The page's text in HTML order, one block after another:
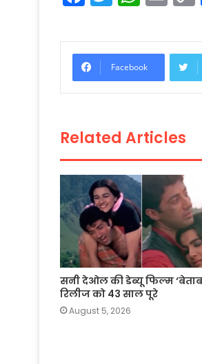
a
c
e
b
o
k
w
itt
er
h
a
ts
A
p
m
ai
l
Facebook
Related Articles
सनी देओल की डेब्यू फिल्म
रिलीज को 43 साल पूरे
August 5, 2026